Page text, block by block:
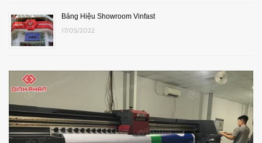
Bảng Hiệu Showroom Vinfast
17/05/2022